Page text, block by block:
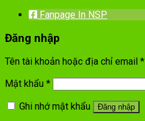
Fanpage In NSP
Đăng nhập
Tên tài khoản hoặc địa chỉ email *
Mật khẩu *
Ghi nhớ mật khẩu
Đăng nhập